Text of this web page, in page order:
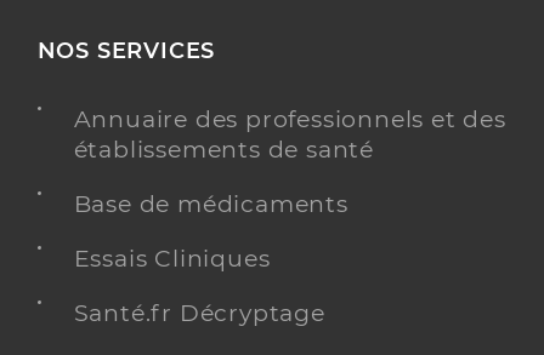
NOS SERVICES
Annuaire des professionnels et des
établissements de santé
Base de médicaments
Essais Cliniques
Santé.fr Décryptage